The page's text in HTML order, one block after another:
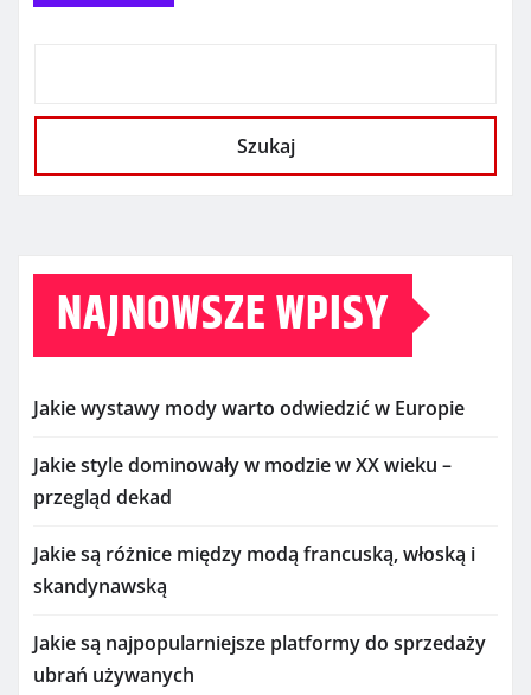
Szukaj
NAJNOWSZE WPISY
Jakie wystawy mody warto odwiedzić w Europie
Jakie style dominowały w modzie w XX wieku –
przegląd dekad
Jakie są różnice między modą francuską, włoską i
skandynawską
Jakie są najpopularniejsze platformy do sprzedaży
ubrań używanych